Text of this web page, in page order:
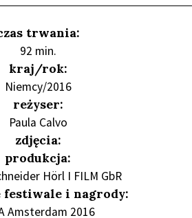
trwania:
92 min.
kraj/rok:
Niemcy/2016
reżyser:
Paula Calvo
zdjęcia:
produkcja:
Hörl I FILM GbR
festiwale i nagrody:
Amsterdam 2016